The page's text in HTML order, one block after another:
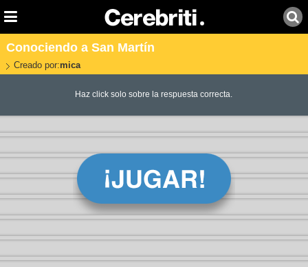
Conociendo a San Martín
Creado por:mica
Haz click solo sobre la respuesta correcta.